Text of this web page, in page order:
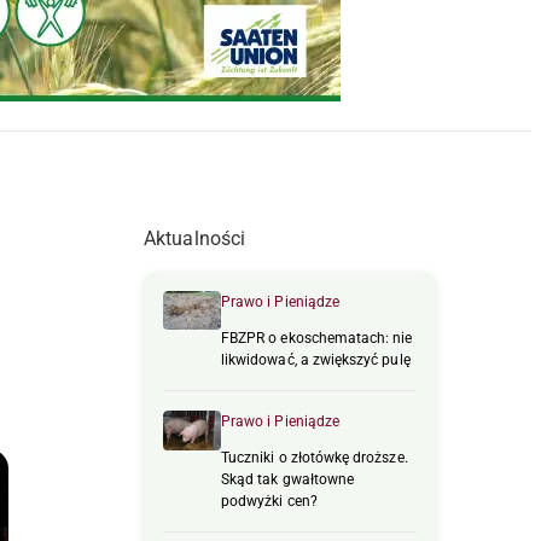
Aktualności
Prawo i Pieniądze
FBZPR o ekoschematach: nie
likwidować, a zwiększyć pulę
Prawo i Pieniądze
Tuczniki o złotówkę droższe.
Skąd tak gwałtowne
podwyżki cen?